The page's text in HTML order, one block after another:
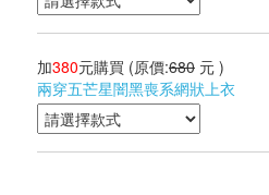
加380元購買 (原價:680 元 )
兩穿五芒星闇黑喪系網狀上衣